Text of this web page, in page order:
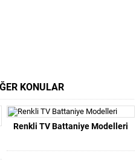
KONULAR
Renkli TV Battaniye Modelleri